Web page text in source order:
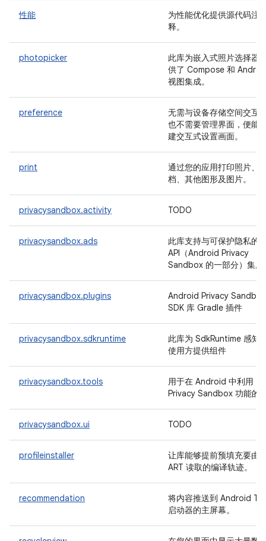
性能
为性能优化提供源代码注
释。
photopicker
此库为嵌入式照片选择器
供了 Compose 和
视图集成。
preference
无需与设备存储空间交互
也不需要管理界面，便能
建交互式设置画面。
print
通过您的应用打印照片、
档、其他图形及图片。
privacysandbox.activity TODO
privacysandbox.ads
此库支持与可保护隐私的
API（Android Privacy
Sandbox 的一部分）集成
privacysandbox.plugins
Android Privacy Sandbox
SDK 库 Gradle 插件
privacysandbox.sdkruntime
此库为 SdkRuntime 感知
使用方提供组件
privacysandbox.tools
用于在 Android 中利用
Privacy Sandbox 功能的
privacysandbox.ui TODO
profileinstaller
让库能够提前预填充要由
ART 读取的编译轨迹。
recommendation
将内容推送到 Android TV
启动器的主屏幕。